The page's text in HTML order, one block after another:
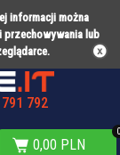
informacji można
przechowywania lub
Poznań
792
0,00 PLN
0